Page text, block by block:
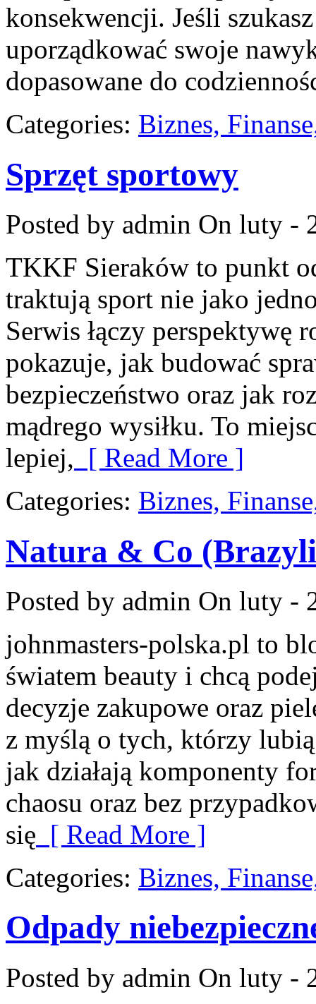
konsekwencji. Jeśli
uporządkować swoje
dopasowane do
Categories: Biznes,
Sprzęt sportowy
Posted by admin On luty -
TKKF Sieraków to punkt
traktują sport nie jako
Serwis łączy perspektywę
pokazuje, jak budować
bezpieczeństwo oraz jak
mądrego wysiłku. To
lepiej, [ Read More ]
Categories: Biznes,
Natura & Co
Posted by admin On luty -
johnmasters-polska.pl to
światem beauty i chcą
decyzje zakupowe oraz
z myślą o tych, którzy
jak działają komponenty
chaosu oraz bez
się [ Read More ]
Categories: Biznes,
Odpady
Posted by admin On luty -